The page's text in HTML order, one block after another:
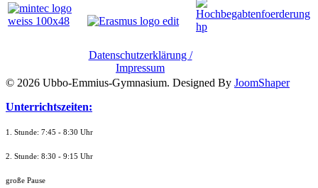
Datenschutzerklärung /
Impressum
© 2026 Ubbo-Emmius-Gymnasium. Designed By JoomShaper
Unterrichtszeiten:
1. Stunde: 7:45 - 8:30 Uhr
2. Stunde: 8:30 - 9:15 Uhr
große Pause